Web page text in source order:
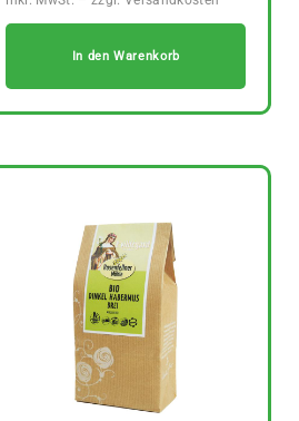
In den Warenkorb